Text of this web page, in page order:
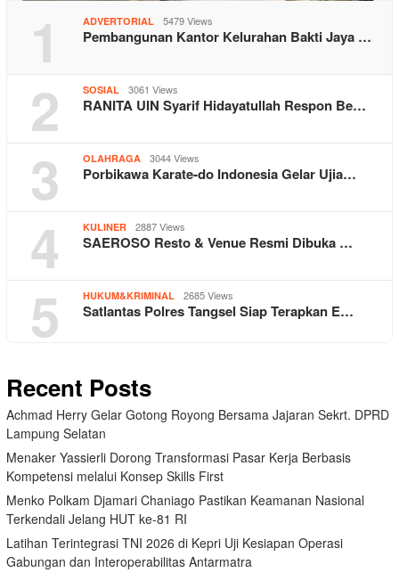
1 ADVERTORIAL 5479 Views
Pembangunan Kantor Kelurahan Bakti Jaya …
2 SOSIAL 3061 Views
RANITA UIN Syarif Hidayatullah Respon Be…
3 OLAHRAGA 3044 Views
Porbikawa Karate-do Indonesia Gelar Ujia…
4 KULINER 2887 Views
SAEROSO Resto & Venue Resmi Dibuka …
5 HUKUM&KRIMINAL 2685 Views
Satlantas Polres Tangsel Siap Terapkan E…
Recent Posts
Achmad Herry Gelar Gotong Royong Bersama Jajaran Sekrt. DPRD
Lampung Selatan
Menaker Yassierli Dorong Transformasi Pasar Kerja Berbasis
Kompetensi melalui Konsep Skills First
Menko Polkam Djamari Chaniago Pastikan Keamanan Nasional
Terkendali Jelang HUT ke-81 RI
Latihan Terintegrasi TNI 2026 di Kepri Uji Kesiapan Operasi
Gabungan dan Interoperabilitas Antarmatra